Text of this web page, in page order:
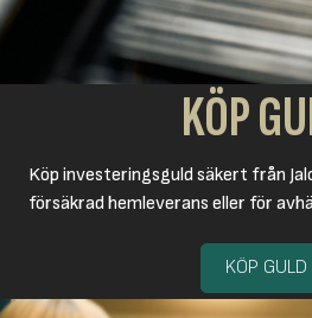
KÖP
Köp investeringsguld säkert från
försäkrad hemleverans eller för
KÖP GULD